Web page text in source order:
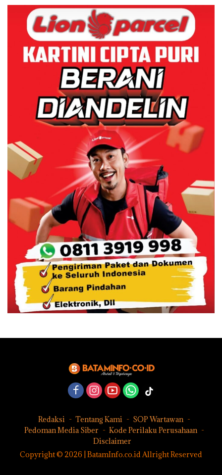
Redaksi Tentang Kami
SOP Wartawan
Pedoman Media Siber
Kode Perilaku Perusahaan
Disclaimer
Copyright © 2026 | BatamInfo.co.id Allright Reserved